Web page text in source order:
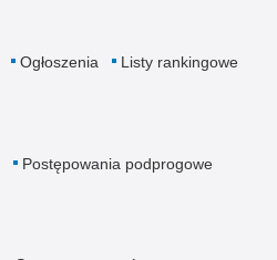
Ogłoszenia
Listy rankingowe
Postępowania podprogowe